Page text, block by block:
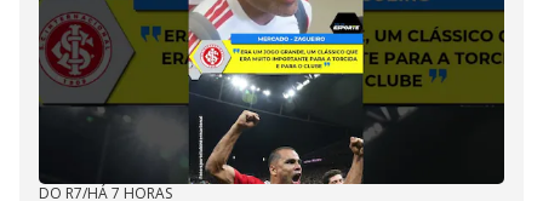
DO R7/HÁ 7 HORAS